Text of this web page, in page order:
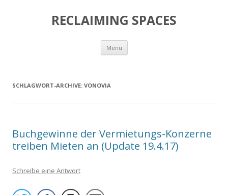
RECLAIMING SPACES
Menü Zum
springen
SCHLAGWORT-ARCHIVE: VONOVIA
Buchgewinne der Vermietungs-Konzerne
treiben Mieten an (Update 19.4.17)
Schreibe eine Antwort